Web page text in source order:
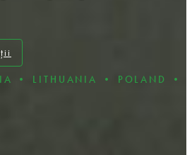
• POLAND • ROMANIA